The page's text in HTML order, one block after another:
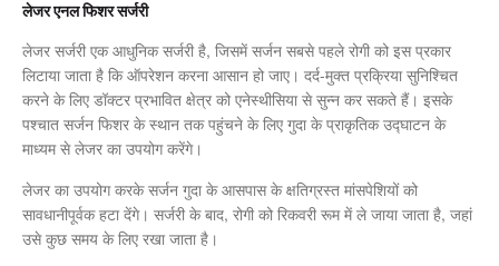
लेजर एनल फिशर सर्जरी
लेजर सर्जरी एक आधुनिक सर्जरी है, जिसमें सर्जन सबसे पहले रोगी को इस प्रकार
लिटाया जाता है कि ऑपरेशन करना आसान हो जाए। दर्द-मुक्त प्रक्रिया सुनिश्चित
करने के लिए डॉक्टर प्रभावित क्षेत्र को एनेस्थीसिया से सुन्न कर सकते हैं। इसके
पश्चात सर्जन फिशर के स्थान तक पहुंचने के लिए गुदा के प्राकृतिक उद्घाटन के
माध्यम से लेजर का उपयोग करेंगे।
लेजर का उपयोग करके सर्जन गुदा के आसपास के क्षतिग्रस्त मांसपेशियों को
सावधानीपूर्वक हटा देंगे। सर्जरी के बाद, रोगी को रिकवरी रूम में ले जाया जाता है, जहां
उसे कुछ समय के लिए रखा जाता है।